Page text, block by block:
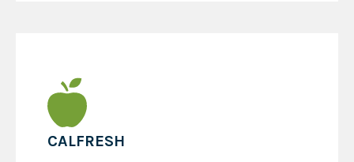
CALFRESH